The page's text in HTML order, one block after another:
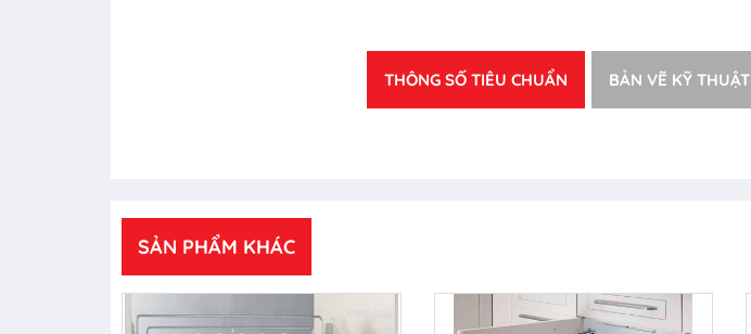
THÔNG SỐ TIÊU CHUẨN BẢN VẼ KỸ THUẬT
SẢN PHẨM KHÁC